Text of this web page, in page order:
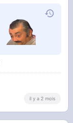
il y a 2 mois